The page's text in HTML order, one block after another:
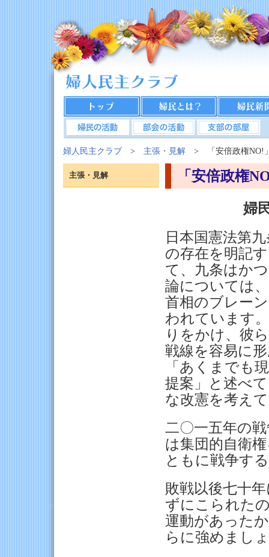
婦人民主クラブ > 主張・見解 > 「安倍政権NO!
主張・見解 「安倍政権
婦
日本国憲法第
の存在を明記
て、九条はか
論については
首相のブレー
われています
りをかけ、彼
戦線を容易に
「あくまでも
提案」と述べ
な改憲を考え
二〇一五年の
は集団的自衛
ともに戦争す
敗戦以後七十
ずにこられた
運動があった
らに強めまし